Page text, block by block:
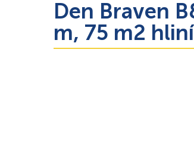
Den Braven
m, 75 m2